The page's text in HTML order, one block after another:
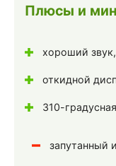
Плюсы и
хороший
откидной
310-
запутанный